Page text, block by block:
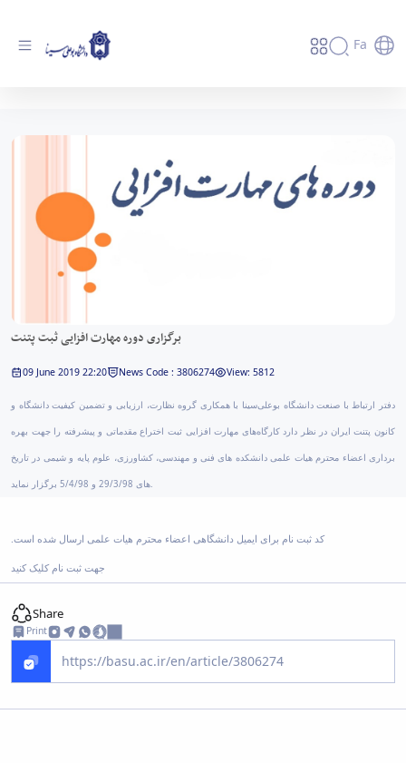
Fa
بوعلی سینا همدان
برگزاری دوره مهارت افزایی ثبت پتنت
09 June 2019 22:20 News Code : 3806274 View: 5812
دفتر ارتباط با صنعت دانشگاه بوعلی‌سینا با همکاری گروه نظارت، ارزیابی و تضمین کیفیت دانشگاه و
کانون پتنت ایران در نظر دارد کارگاه‌های مهارت افزایی ثبت اختراع مقدماتی و پیشرفته را جهت بهره
برداری اعضاء محترم هیات علمی دانشکده های فنی و مهندسی، کشاورزی، علوم پایه و شیمی در تاریخ
های 29/3/98 و 5/4/98 برگزار نماید.
کد ثبت نام برای ایمیل دانشگاهی اعضاء محترم هیات علمی ارسال شده است.
جهت ثبت نام کلیک کنید
Share
Print